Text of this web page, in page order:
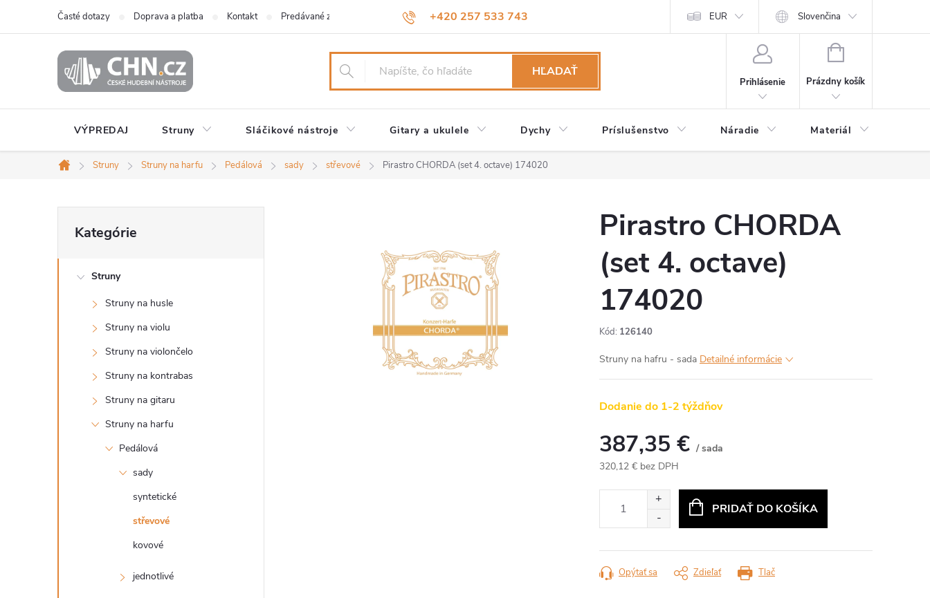
+420 257 533 743
Časté dotazy Doprava a platba Kontakt Predávané značky Návody a údržba Reklamácia Obchodné podmienky a osobné údaje Odstúpenie od kúpnej zmluvy
EUR Slovenčina
HĽADAŤ
Prihlásenie
NÁKUPNÝ
Prázdny košík
VÝPREDAJ Struny Sláčikové nástroje Gitary a ukulele Dychy Príslušenstvo Náradie Materiál
Domov
Struny Struny na harfu Pedálová sady střevové Pirastro CHORDA (set 4. octave) 174020
o
kategórie
Kategórie
Struny
Struny na husle
Struny na violu
Struny na violončelo
Struny na kontrabas
Struny na gitaru
Struny na harfu
Pedálová
sady
syntetické
střevové
kovové
jednotlivé
Pirastro CHORDA
(set 4. octave)
174020
Kód: 126140
Struny na hafru - sada Detailné informácie
Dodanie do 1-2 týždňov
387,35 € / sada
320,12 € bez DPH
PRIDAŤ DO KOŠÍKA
Tlač
Opýtať sa Zdieľať